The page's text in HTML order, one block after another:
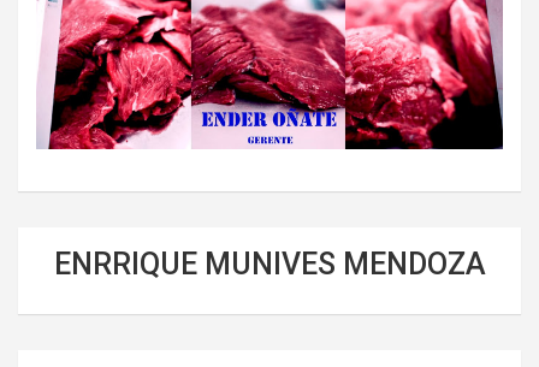
ENRRIQUE MUNIVES MENDOZA